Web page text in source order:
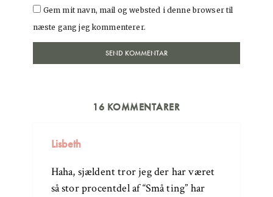
Gem mit navn, mail og websted i denne browser til
næste gang jeg kommenterer.
16 KOMMENTARER
Lisbeth
Haha, sjældent tror jeg der har været
så stor procentdel af “Små ting” har